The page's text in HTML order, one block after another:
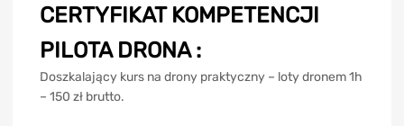
CERTYFIKAT KOMPETENCJI
PILOTA DRONA :
Doszkalający kurs na drony praktyczny – loty dronem 1h
– 150 zł brutto.